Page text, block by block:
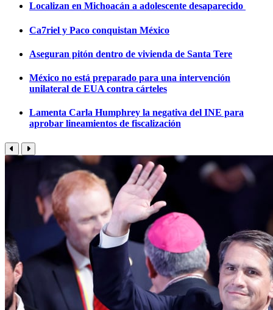
Localizan en Michoacán a adolescente desaparecido
Ca7riel y Paco conquistan México
Aseguran pitón dentro de vivienda de Santa Tere
México no está preparado para una intervención
unilateral de EUA contra cárteles
Lamenta Carla Humphrey la negativa del INE para
aprobar lineamientos de fiscalización